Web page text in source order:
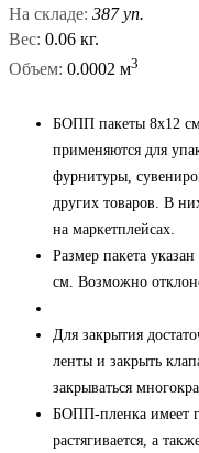
На складе: 387 уп.
Вес: 0.06 кг.
Объем: 0.0002 м3
БОПП пакеты 8x12
применяются для
фурнитуры,
других товаров. В
на маркетплейсах.
Размер пакета
см. Возможно
Для закрытия
ленты и закрыть
закрываться
БОПП-пленка имеет
растягивается, а